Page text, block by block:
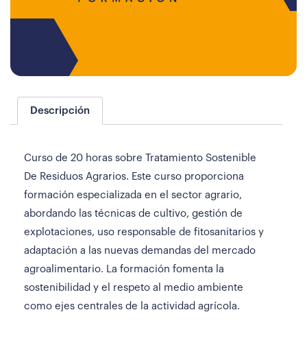
Descripción
Curso de 20 horas sobre Tratamiento Sostenible
De Residuos Agrarios. Este curso proporciona
formación especializada en el sector agrario,
abordando las técnicas de cultivo, gestión de
explotaciones, uso responsable de fitosanitarios y
adaptación a las nuevas demandas del mercado
agroalimentario. La formación fomenta la
sostenibilidad y el respeto al medio ambiente
como ejes centrales de la actividad agrícola.